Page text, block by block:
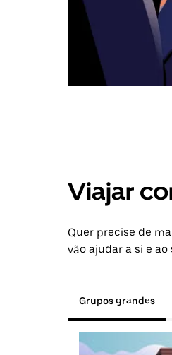
Viajar
Quer precise de
vão ajudar a si e
Grupos grandes